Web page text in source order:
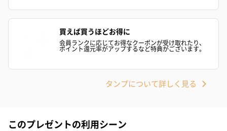
買えば買うほどお得に
会員ランクに応じてお得なクーポンが受け取れたり、
ポイント還元率がアップするなど特典がございます。
タンプについて詳しく見る
このプレゼントの利用シーン